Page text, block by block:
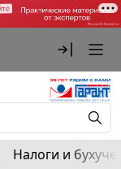
Налоги и